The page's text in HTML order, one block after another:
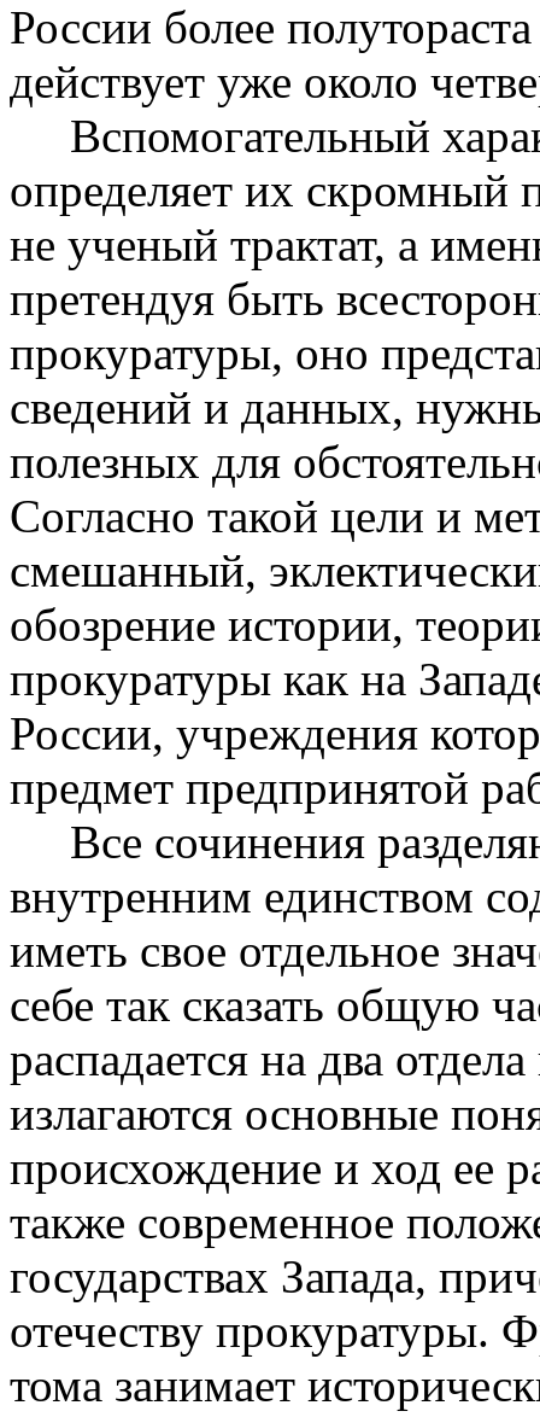
России более
действует уже около
Вспомогательный
определяет их скромный
не ученый трактат, а
претендуя быть
прокуратуры, оно
сведений и данных,
полезных для
Согласно такой цели и
смешанный,
обозрение истории,
прокуратуры как на
России, учреждения
предмет предпринятой
Все сочинения
внутренним единством
иметь свое отдельное
себе так сказать общую
распадается на два
излагаются основные
происхождение и ход ее
также современное
государствах Запада,
отечеству прокуратуры.
тома занимает